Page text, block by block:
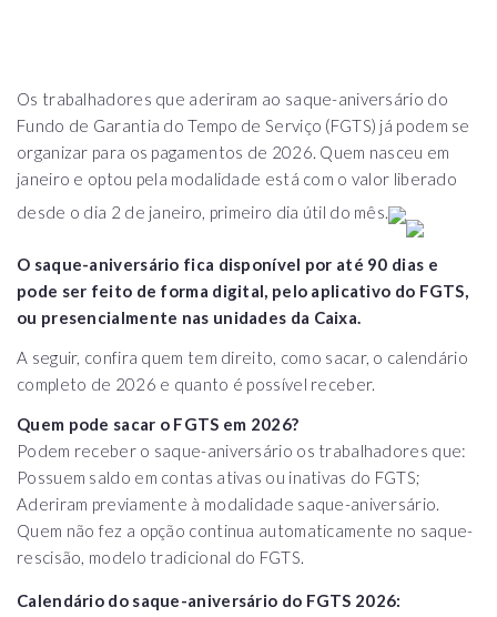
Os trabalhadores que aderiram ao saque-aniversário do
Fundo de Garantia do Tempo de Serviço (FGTS) já podem se
organizar para os pagamentos de 2026. Quem nasceu em
janeiro e optou pela modalidade está com o valor liberado
desde o dia 2 de janeiro, primeiro dia útil do mês.
O saque-aniversário fica disponível por até 90 dias e
pode ser feito de forma digital, pelo aplicativo do FGTS,
ou presencialmente nas unidades da Caixa.
A seguir, confira quem tem direito, como sacar, o calendário
completo de 2026 e quanto é possível receber.
Quem pode sacar o FGTS em 2026?
Podem receber o saque-aniversário os trabalhadores que:
Possuem saldo em contas ativas ou inativas do FGTS;
Aderiram previamente à modalidade saque-aniversário.
Quem não fez a opção continua automaticamente no saque-
rescisão, modelo tradicional do FGTS.
Calendário do saque-aniversário do FGTS 2026: